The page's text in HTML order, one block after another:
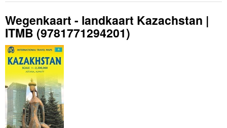
Wegenkaart - landkaart Kazachstan |
ITMB (9781771294201)